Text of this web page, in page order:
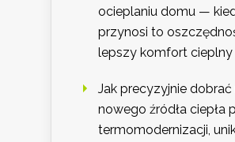
ocieplaniu domu —
przynosi to
lepszy komfort cieplny
Jak precyzyjnie
nowego źródła ciepła
termomodernizacji,